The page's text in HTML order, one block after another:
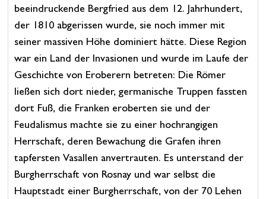
beeindruckende Bergfried aus dem 12. Jahrhundert,
der 1810 abgerissen wurde, sie noch immer mit
seiner massiven Höhe dominiert hätte. Diese Region
war ein Land der Invasionen und wurde im Laufe der
Geschichte von Eroberern betreten: Die Römer
ließen sich dort nieder, germanische Truppen fassten
dort Fuß, die Franken eroberten sie und der
Feudalismus machte sie zu einer hochrangigen
Herrschaft, deren Bewachung die Grafen ihren
tapfersten Vasallen anvertrauten. Es unterstand der
Burgherrschaft von Rosnay und war selbst die
Hauptstadt einer Burgherrschaft, von der 70 Lehen